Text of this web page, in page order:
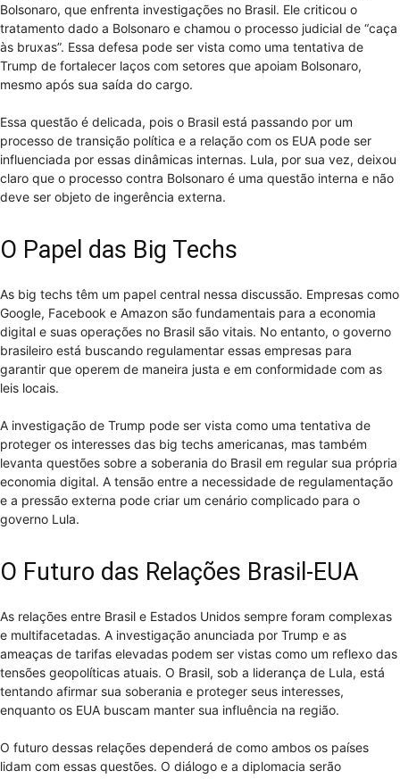
Bolsonaro, que enfrenta investigações no Brasil. Ele criticou o
tratamento dado a Bolsonaro e chamou o processo judicial de “caça
às bruxas”. Essa defesa pode ser vista como uma tentativa de
Trump de fortalecer laços com setores que apoiam Bolsonaro,
mesmo após sua saída do cargo.
Essa questão é delicada, pois o Brasil está passando por um
processo de transição política e a relação com os EUA pode ser
influenciada por essas dinâmicas internas. Lula, por sua vez, deixou
claro que o processo contra Bolsonaro é uma questão interna e não
deve ser objeto de ingerência externa.
O Papel das Big Techs
As big techs têm um papel central nessa discussão. Empresas como
Google, Facebook e Amazon são fundamentais para a economia
digital e suas operações no Brasil são vitais. No entanto, o governo
brasileiro está buscando regulamentar essas empresas para
garantir que operem de maneira justa e em conformidade com as
leis locais.
A investigação de Trump pode ser vista como uma tentativa de
proteger os interesses das big techs americanas, mas também
levanta questões sobre a soberania do Brasil em regular sua própria
economia digital. A tensão entre a necessidade de regulamentação
e a pressão externa pode criar um cenário complicado para o
governo Lula.
O Futuro das Relações Brasil-EUA
As relações entre Brasil e Estados Unidos sempre foram complexas
e multifacetadas. A investigação anunciada por Trump e as
ameaças de tarifas elevadas podem ser vistas como um reflexo das
tensões geopolíticas atuais. O Brasil, sob a liderança de Lula, está
tentando afirmar sua soberania e proteger seus interesses,
enquanto os EUA buscam manter sua influência na região.
O futuro dessas relações dependerá de como ambos os países
lidam com essas questões. O diálogo e a diplomacia serão